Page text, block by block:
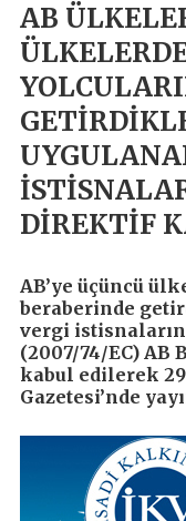
AB
DİREKTİF
AB’ye üçüncü
beraberinde
vergi
(2007/74/EC) AB
kabul edilerek
Gazetesi’nde